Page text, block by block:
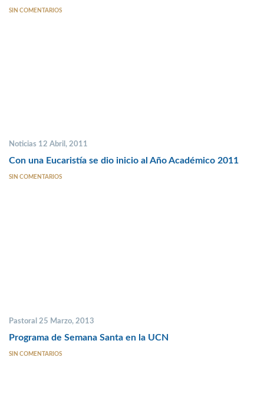
SIN COMENTARIOS
Noticias 12 Abril, 2011
Con una Eucaristía se dio inicio al Año Académico 2011
SIN COMENTARIOS
Pastoral 25 Marzo, 2013
Programa de Semana Santa en la UCN
SIN COMENTARIOS